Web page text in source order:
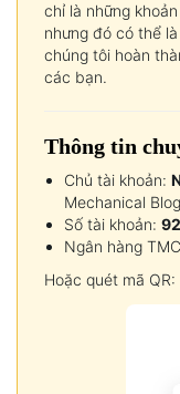
chỉ là những
nhưng đó có thể
chúng tôi hoàn
các bạn.
Thông tin
Chủ tài khoản:
Mechanical
Số tài khoản:
Ngân hàng
Hoặc quét mã QR: